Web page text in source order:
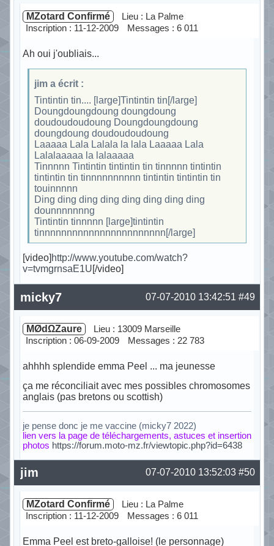
MZotard Confirmé
Lieu : La Palme
Inscription : 11-12-2009
Messages : 6 011
Ah oui j'oubliais...
jim a écrit :
Tintintin tin.... [large]Tintintin tin[/large]
Doungdoungdoung doungdoung
doudoudoudoung Doungdoungdoung
doungdoung doudoudoudoung
Laaaaa Lala Lalala la lala Laaaaa Lala
Lalalaaaaa la lalaaaaa
Tinnnnn Tintintin tintintin tin tinnnnn tintintin
tintintin tin tinnnnnnnnnn tintintin tintintin tin
touinnnnn
Ding ding ding ding ding ding ding ding
dounnnnnnng
Tintintin tinnnnn [large]tintintin
tinnnnnnnnnnnnnnnnnnnnnnn[/large]
[video] http://www.youtube.com/watch?
v=tvmgrnsaE1U[/video]
Hors ligne #49
07-07-2010 13:42:51
micky7
MØdΩZaure
Lieu : 13009 Marseille
Inscription : 06-09-2009
Messages : 22 783
ahhhh splendide emma Peel ... ma jeunesse
ça me réconciliait avec mes possibles chromosomes
anglais (pas bretons ou scottish)
je pense donc je me vaccine (micky7 2022)
lien vers la page de téléchargements, astuces et insertion
photos https://forum.moto-mz.fr/viewtopic.php?id=6438
Hors ligne #50
07-07-2010 13:52:03
jim
MZotard Confirmé
Lieu : La Palme
Inscription : 11-12-2009
Messages : 6 011
Emma Peel est breto-galloise! (le personnage)